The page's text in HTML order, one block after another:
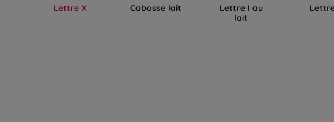
Lettre X Cabosse lait Lettre I au
lait